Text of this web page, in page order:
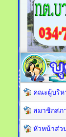
คณะผู้บริห
สมาชิกสภ
หัวหน้าส่ว